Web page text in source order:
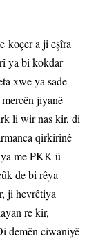
koçer a ji eşîra
ya bi kokdar
xwe ya sade
jiyanê
li wir nas kir, di
qirkirinê
me PKK û
de bi rêya
ji hevrêtiya
re kir,
demên ciwaniyê